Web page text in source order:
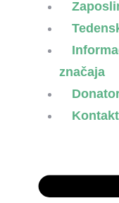
značaja
Kontakt